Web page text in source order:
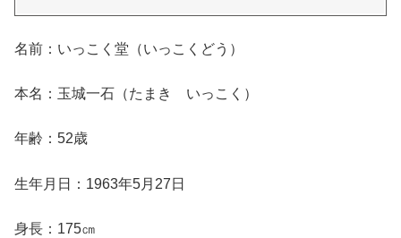
名前：いっこく堂（いっこくどう）
本名：玉城一石（たまき いっこく）
年齢：52歳
生年月日：1963年5月27日
身長：175㎝